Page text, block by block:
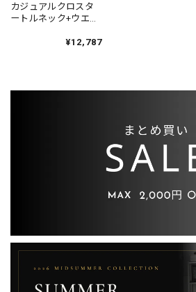
カジュアルクロスタ
ートルネック+ウエス
パンツ セットアップ
¥12,787